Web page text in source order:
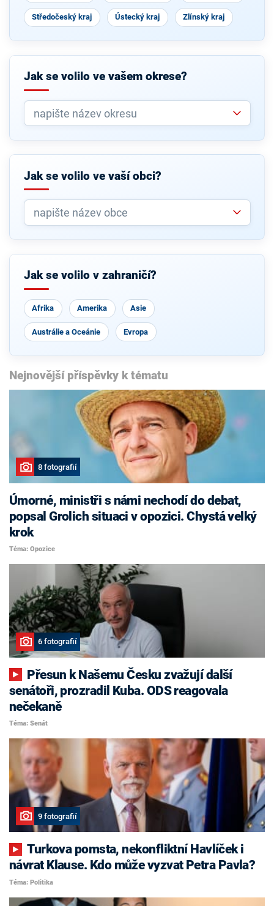
Středočeský kraj Ústecký kraj Zlínský kraj
Jak se volilo ve vašem okrese?
Jak se volilo ve vaší obci?
Jak se volilo v zahraničí?
Afrika Amerika Asie
Austrálie a Oceánie Evropa
Nejnovější příspěvky k tématu
8 fotografií
Úmorné, ministři s námi nechodí do debat,
popsal Grolich situaci v opozici. Chystá velký
krok
Téma: Opozice
6 fotografií
senátoři, prozradil Kuba. ODS reagovala
nečekaně
Téma: Senát
9 fotografií
Turkova pomsta, nekonfliktní Havlíček i
návrat Klause. Kdo může vyzvat Petra Pavla?
Téma: Politika